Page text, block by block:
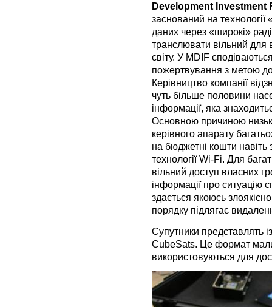
Development Investment
заснований на
даних через «широкі»
транслювати вільний для
світу. У MDIF
пожертвування з метою
Керівництво компанії
чуть більше половини
інформації, яка
Основною причиною
керівного апарату
на бюджетні кошти навіть
технології Wi-Fi. Для
вільний доступ власних
інформації про ситуацію
здається якоюсь
порядку підлягає
Супутники представлять
CubeSats. Це формат
використовуються для